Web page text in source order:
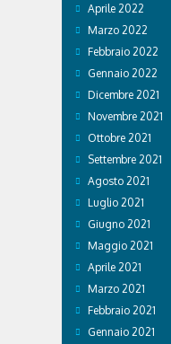
Aprile 2022
Marzo 2022
Febbraio 2022
Gennaio 2022
Dicembre 2021
Novembre 2021
Ottobre 2021
Settembre 2021
Agosto 2021
Luglio 2021
Giugno 2021
Maggio 2021
Aprile 2021
Marzo 2021
Febbraio 2021
Gennaio 2021